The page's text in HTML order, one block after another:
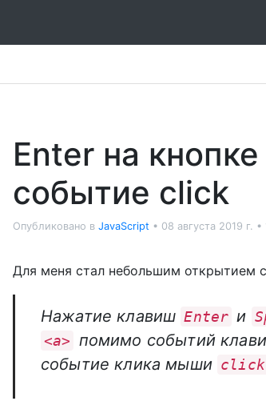
Enter на
событие click
Опубликовано в JavaScript • 08 августа 2019 г. •
Для меня стал небольшим открытием
Нажатие клавиш Enter и
<a> помимо событий
событие клика мыши click